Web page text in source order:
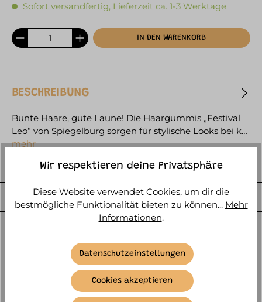
Sofort versandfertig, Lieferzeit ca. 1-3 Werktage
IN DEN WARENKORB
BESCHREIBUNG
Bunte Haare, gute Laune! Die Haargummis „Festival
Leo“ von Spiegelburg sorgen für stylische Looks bei k…
mehr
HERSTELLER
WEITERE ARTIKELINFOS
DAS KÖNNTE AUCH INTERESSANT SEIN:
Wir respektieren deine Privatsphäre
Diese Website verwendet Cookies, um dir die
bestmögliche Funktionalität bieten zu können... Mehr
Informationen.
Datenschutzeinstellungen
Cookies akzeptieren